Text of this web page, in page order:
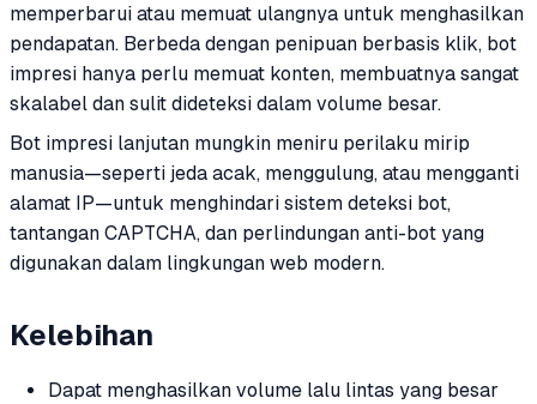
memperbarui atau memuat ulangnya untuk menghasilkan
pendapatan. Berbeda dengan penipuan berbasis klik, bot
impresi hanya perlu memuat konten, membuatnya sangat
skalabel dan sulit dideteksi dalam volume besar.
Bot impresi lanjutan mungkin meniru perilaku mirip
manusia—seperti jeda acak, menggulung, atau mengganti
alamat IP—untuk menghindari sistem deteksi bot,
tantangan CAPTCHA, dan perlindungan anti-bot yang
digunakan dalam lingkungan web modern.
Kelebihan
Dapat menghasilkan volume lalu lintas yang besar